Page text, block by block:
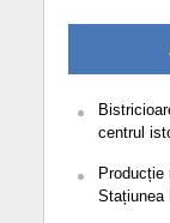
centrul
Producție
Stațiunea